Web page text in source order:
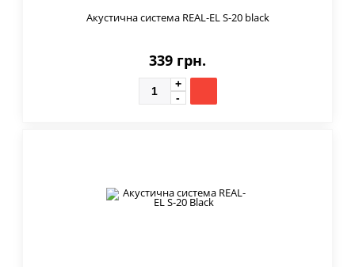
Акустична система REAL-EL S-20 black
339 грн.